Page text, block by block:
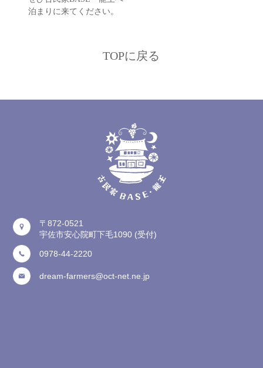
news
about
泊まりに来てください。
TOPに戻る
〒872-0521
宇佐市安心院町下毛1090 (受付)
0978-44-2220
dream-farmers@oct-net.ne.jp